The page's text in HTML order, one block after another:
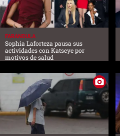
FARANDULA
Sophia Laforteza pausa sus
actividades con Katseye por
motivos de salud